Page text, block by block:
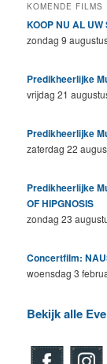
KOMENDE FILMS
KOOP NU AL
zondag 9
Predikheerlijke
vrijdag 21
Predikheerlijke
zaterdag 22
Predikheerlijke
OF HIPGNOSIS
zondag 23
Concertfilm:
woensdag 3
Bekijk alle